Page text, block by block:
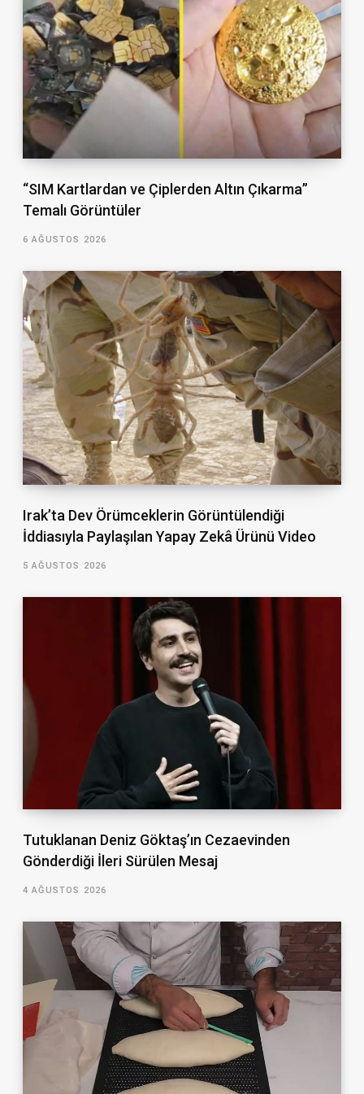
“SIM Kartlardan ve Çiplerden Altın Çıkarma”
Temalı Görüntüler
6 AĞUSTOS 2026
Irak’ta Dev Örümceklerin Görüntülendiği
İddiasıyla Paylaşılan Yapay Zekâ Ürünü Video
5 AĞUSTOS 2026
Tutuklanan Deniz Göktaş’ın Cezaevinden
Gönderdiği İleri Sürülen Mesaj
4 AĞUSTOS 2026